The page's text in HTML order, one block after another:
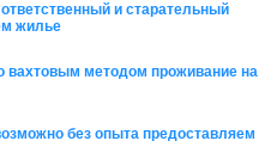
и старательный
жилье
вахтовым методом проживание на
без опыта предоставляем